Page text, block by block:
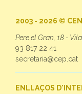
2003 - 2026 ©
Pere el Gran, 18 -
93 817 22 41
secretaria@cep.cat
ENLLAÇOS